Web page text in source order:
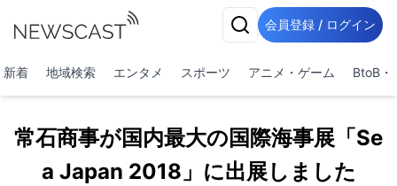
会員登録 / ログイン
新着 地域検索 エンタメ スポーツ アニメ・ゲーム BtoB・
常石商事が国内最大の国際海事展「Se
a Japan 2018」に出展しました